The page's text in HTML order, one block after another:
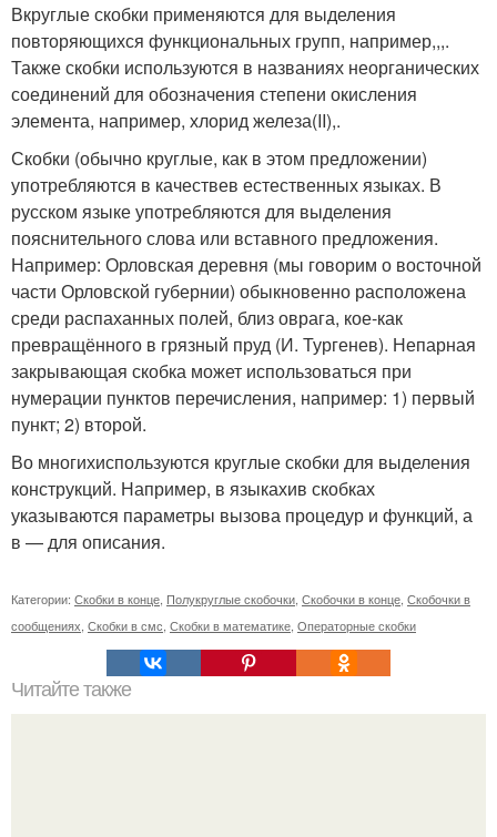
Вкруглые скобки применяются для выделения
повторяющихся функциональных групп, например,,,.
Также скобки используются в названиях неорганических
соединений для обозначения степени окисления
элемента, например, хлорид железа(II),.
Скобки (обычно круглые, как в этом предложении)
употребляются в качествев естественных языках. В
русском языке употребляются для выделения
пояснительного слова или вставного предложения.
Например: Орловская деревня (мы говорим о восточной
части Орловской губернии) обыкновенно расположена
среди распаханных полей, близ оврага, кое-как
превращённого в грязный пруд (И. Тургенев). Непарная
закрывающая скобка может использоваться при
нумерации пунктов перечисления, например: 1) первый
пункт; 2) второй.
Во многихиспользуются круглые скобки для выделения
конструкций. Например, в языкахив скобках
указываются параметры вызова процедур и функций, а
в — для описания.
Категории: Скобки в конце, Полукруглые скобочки, Скобочки в конце, Скобочки в
сообщениях, Скобки в смс, Скобки в математике, Операторные скобки
Читайте также